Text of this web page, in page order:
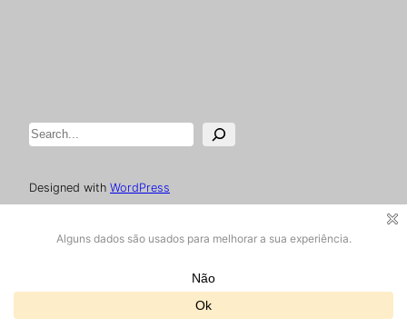
Pesquisar
Designed with WordPress